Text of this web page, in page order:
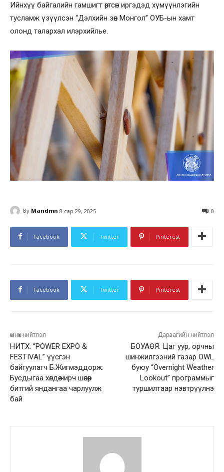
Ийнхүү байгалийн гамшигт өртсөн иргэдэд хүмүүнлэгийн
тусламж үзүүлсэн “Дэлхийн зөн Монгол” ОУБ-ын хамт
олонд талархал илэрхийлье.
By Mandmn 8 сар 29, 2025 0
Facebook Twitter Pinterest
Facebook Twitter Pinterest
өмнөх нийтлэл
НИТХ: “POWER EXPO &
FESTIVAL” үүсгэн
байгуулагч Б.Жигмэддорж:
Бусдыгаа хөлдөө чирч шөнөөр
битгий яндангаа чарлуулж
бай
Дараагийн нийтлэл
БОУАӨЯ: Цаг уур, орчны
шинжилгээний газар OWL
буюу “Overnight Weather
Lookout” программыг
туршилтаар нэвтрүүлнэ